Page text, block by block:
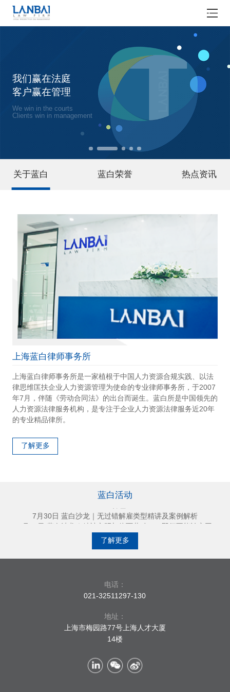
我们赢在法庭
客户赢在管理
We win in the courts
Clients win in management
关于蓝白 蓝白荣誉 热点资讯
上海蓝白律师事务所
上海蓝白律师事务所是一家植根于中国人力资源合规实践、以法
律思维匡扶企业人力资源管理为使命的专业律师事务所，于2007
年7月，伴随《劳动合同法》的出台而诞生。蓝白所是中国领先的
人力资源法律服务机构，是专注于企业人力资源法律服务近20年
的专业精品律所。
了解更多
蓝白活动
伤，还应否赔偿？
8月27日 蓝白沙龙｜投资海外双向奔赴——境外中国籍员工的用
7月30日 蓝白沙龙｜无过错解雇类型精讲及案例解析
9月26日 蓝白沙龙｜精神文明与体面劳动——即便不能认定工
伤，还应否赔偿？
了解更多
电话：
021-32511297-130
地址：
上海市梅园路77号上海人才大厦
14楼